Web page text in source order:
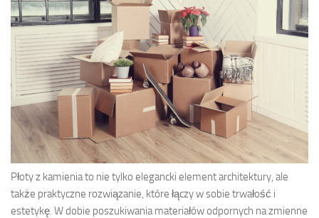
Płoty z kamienia to nie tylko elegancki element architektury, ale
także praktyczne rozwiązanie, które łączy w sobie trwałość i
estetykę. W dobie poszukiwania materiałów odpornych na zmienne